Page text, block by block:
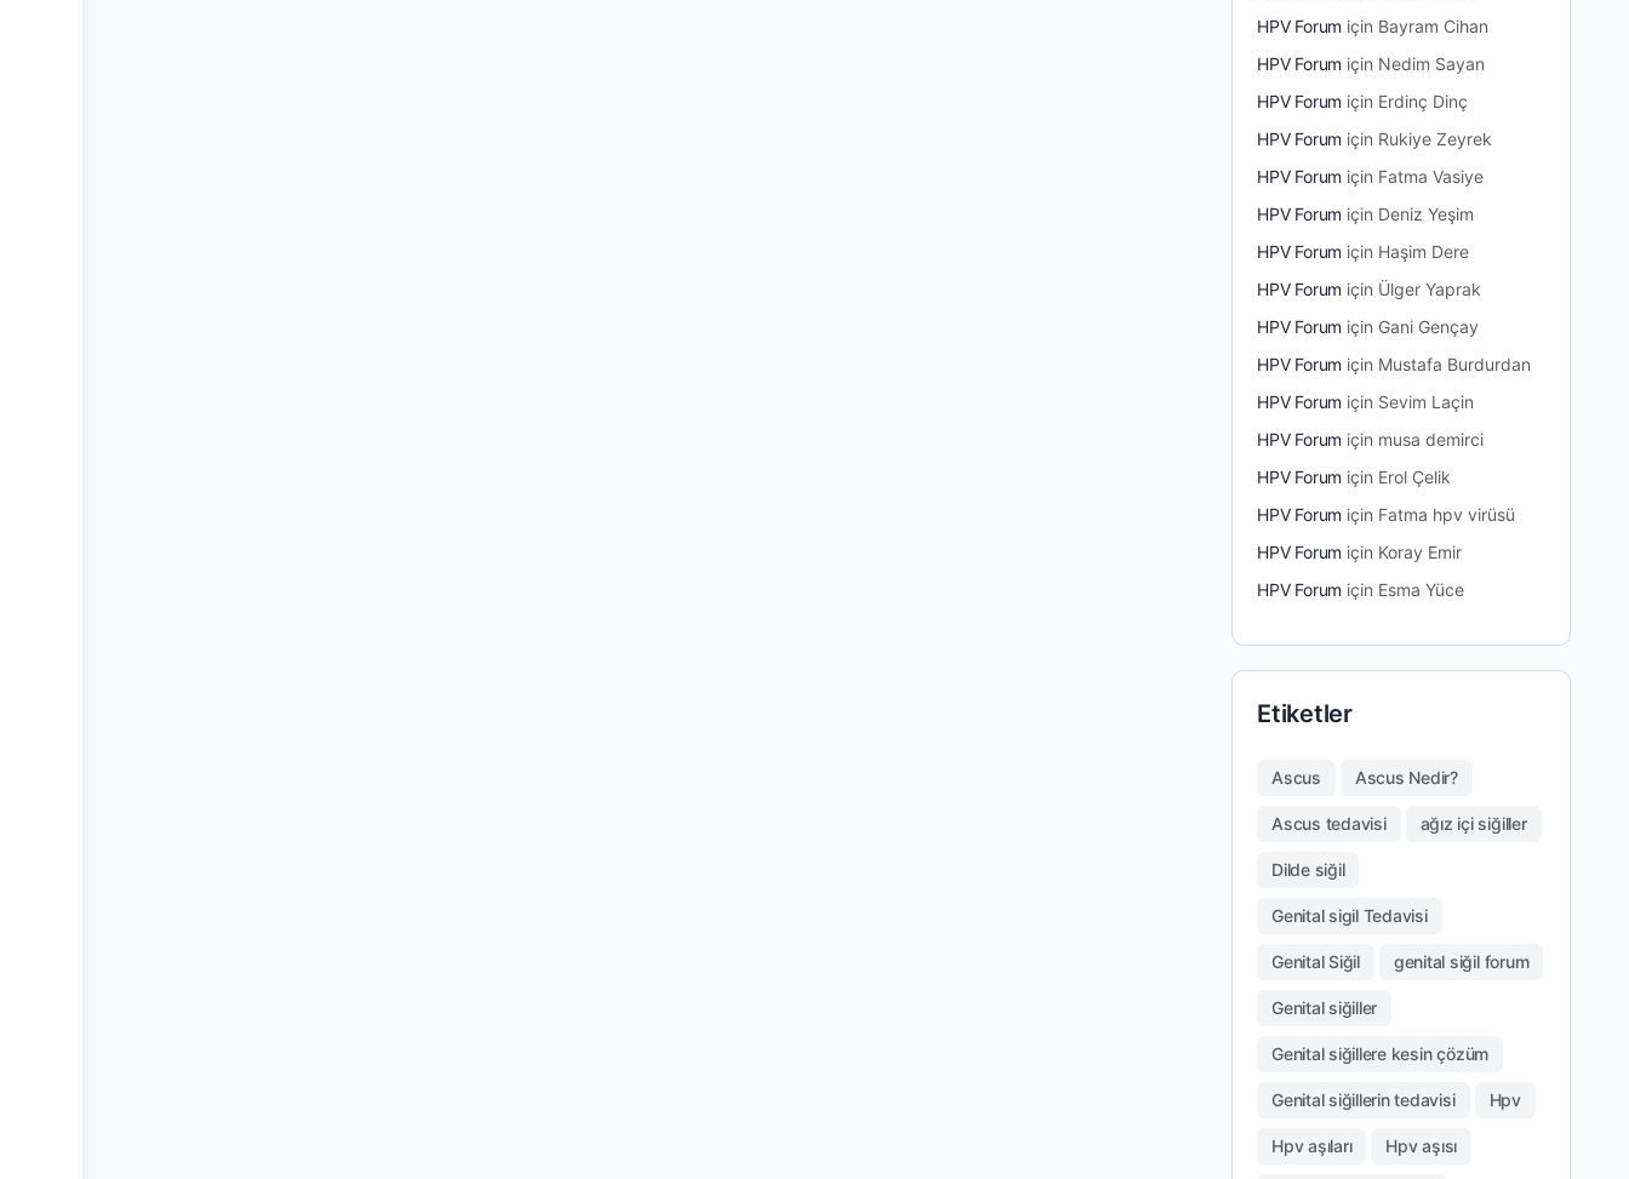
HPV Forum için Bayram Cihan
HPV Forum için Nedim Sayan
HPV Forum için Erdinç Dinç
HPV Forum için Rukiye Zeyrek
HPV Forum için Fatma Vasiye
HPV Forum için Deniz Yeşim
HPV Forum için Haşim Dere
HPV Forum için Ülger Yaprak
HPV Forum için Gani Gençay
HPV Forum için Mustafa Burdurdan
HPV Forum için Sevim Laçin
HPV Forum için musa demirci
HPV Forum için Erol Çelik
HPV Forum için Fatma hpv virüsü
HPV Forum için Koray Emir
HPV Forum için Esma Yüce
Etiketler
Ascus Ascus Nedir?
Ascus tedavisi ağız içi siğiller
Dilde siğil
Genital sigil Tedavisi
Genital Siğil genital siğil forum
Genital siğiller
Genital siğillere kesin çözüm
Genital siğillerin tedavisi Hpv
Hpv aşıları Hpv aşısı